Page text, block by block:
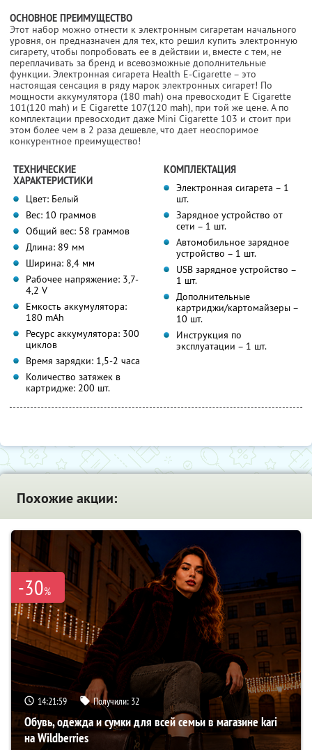
ОСНОВНОЕ ПРЕИМУЩЕСТВО
Этот набор можно отнести к электронным сигаретам начального
уровня, он предназначен для тех, кто решил купить электронную
сигарету, чтобы попробовать ее в действии и, вместе с тем, не
переплачивать за бренд и всевозможные дополнительные
функции. Электронная сигарета Health E-Cigarette – это
настоящая сенсация в ряду марок электронных сигарет! По
мощности аккумулятора (180 mah) она превосходит E Cigarette
101(120 mah) и E Cigarette 107(120 mah), при той же цене. А по
комплектации превосходит даже Mini Cigarette 103 и стоит при
этом более чем в 2 раза дешевле, что дает неоспоримое
конкурентное преимущество!
ТЕХНИЧЕСКИЕ
ХАРАКТЕРИСТИКИ
Цвет: Белый
Вес: 10 граммов
Общий вес: 58 граммов
Длина: 89 мм
Ширина: 8,4 мм
Рабочее напряжение: 3,7-
4,2 V
Емкость аккумулятора:
180 mAh
Ресурс аккумулятора: 300
циклов
Время зарядки: 1,5-2 часа
Количество затяжек в
картридже: 200 шт.
КОМПЛЕКТАЦИЯ
Электронная сигарета – 1
шт.
Зарядное устройство от
сети – 1 шт.
Автомобильное зарядное
устройство – 1 шт.
USB зарядное устройство –
1 шт.
Дополнительные
картриджи/картомайзеры –
10 шт.
Инструкция по
эксплуатации – 1 шт.
Похожие акции:
-30%
14:21:59 Получили: 32
Обувь, одежда и сумки для всей семьи в магазине kari
на Wildberries